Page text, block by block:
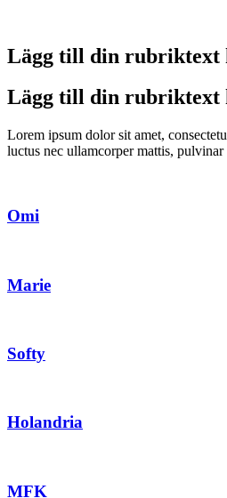
Lägg till din rubriktext
Lägg till din rubriktext
Lorem ipsum dolor sit amet,
luctus nec ullamcorper mattis, pulvinar
Omi
Marie
Softy
Holandria
MFK